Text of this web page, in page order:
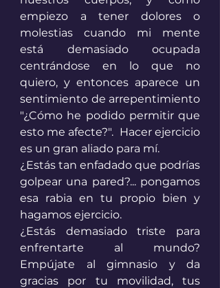
empiezo a tener dolores o
molestias cuando mi mente
está demasiado ocupada
centrándose en lo que no
quiero, y entonces aparece un
sentimiento de arrepentimiento
"¿Cómo he podido permitir que
esto me afecte?".  Hacer ejercicio
es un gran aliado para mí.
¿Estás tan enfadado que podrías
golpear una pared?... pongamos
esa rabia en tu propio bien y
hagamos ejercicio.
¿Estás demasiado triste para
enfrentarte al mundo?
Empújate al gimnasio y da
gracias por tu movilidad, tus